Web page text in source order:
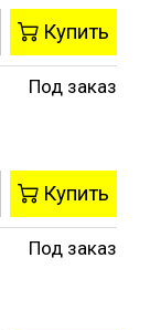
Купить
Под заказ
Купить
Под заказ